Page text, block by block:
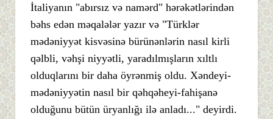
İtaliyanın "abırsız və namərd" hərəkətlərindən
bəhs edən məqalələr yazır və "Türklər
mədəniyyət kisvəsinə bürünənlərin nasıl kirli
qəlbli, vəhşi niyyətli, yaradılmışların xıltlı
olduqlarını bir daha öyrənmiş oldu. Xəndeyi-
mədəniyyətin nasıl bir qəhqəheyi-fahişanə
olduğunu bütün üryanlığı ilə anladı..." deyirdi.